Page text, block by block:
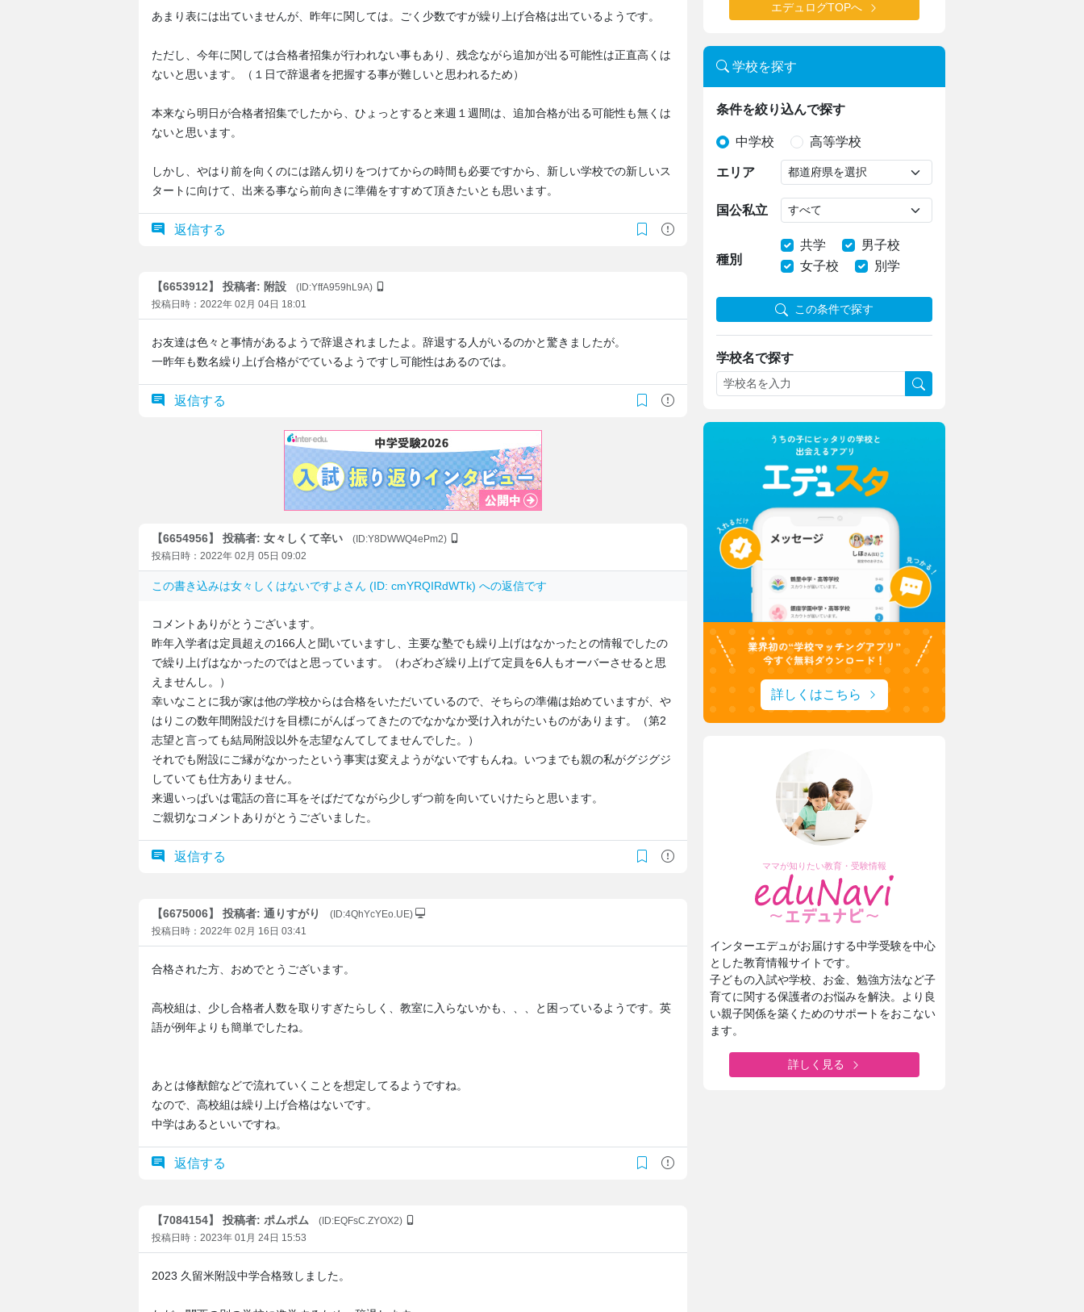
あまり表には出ていませんが、昨年に関しては。ごく少数ですが繰り上げ合格は出ているようです。
ただし、今年に関しては合格者招集が行われない事もあり、残念ながら追加が出る可能性は正直高くは
ないと思います。（１日で辞退者を把握する事が難しいと思われるため）
本来なら明日が合格者招集でしたから、ひょっとすると来週１週間は、追加合格が出る可能性も無くは
ないと思います。
しかし、やはり前を向くのには踏ん切りをつけてからの時間も必要ですから、新しい学校での新しいス
タートに向けて、出来る事なら前向きに準備をすすめて頂きたいとも思います。
返信する
【6653912】 投稿者: 附設
(ID:YffA959hL9A)
投稿日時：2022年 02月 04日 18:01
お友達は色々と事情があるようで辞退されましたよ。辞退する人がいるのかと驚きましたが。
一昨年も数名繰り上げ合格がでているようですし可能性はあるのでは。
返信する
【6654956】 投稿者: 女々しくて辛い
(ID:Y8DWWQ4ePm2)
投稿日時：2022年 02月 05日 09:02
この書き込みは女々しくはないですよ さん (ID: cmYRQIRdWTk) への返信です
コメントありがとうございます。
昨年入学者は定員超えの166人と聞いていますし、主要な塾でも繰り上げはなかったとの情報でしたの
で繰り上げはなかったのではと思っています。（わざわざ繰り上げて定員を6人もオーバーさせると思
えませんし。）
幸いなことに我が家は他の学校からは合格をいただいているので、そちらの準備は始めていますが、や
はりこの数年間附設だけを目標にがんばってきたのでなかなか受け入れがたいものがあります。（第2
志望と言っても結局附設以外を志望なんてしてませんでした。）
それでも附設にご縁がなかったという事実は変えようがないですもんね。いつまでも親の私がグジグジ
していても仕方ありません。
来週いっぱいは電話の音に耳をそばだてながら少しずつ前を向いていけたらと思います。
ご親切なコメントありがとうございました。
返信する
【6675006】 投稿者: 通りすがり
(ID:4QhYcYEo.UE)
投稿日時：2022年 02月 16日 03:41
合格された方、おめでとうございます。
高校組は、少し合格者人数を取りすぎたらしく、教室に入らないかも、、、と困っているようです。英
語が例年よりも簡単でしたね。
あとは修猷館などで流れていくことを想定してるようですね。
なので、高校組は繰り上げ合格はないです。
中学はあるといいですね。
返信する
【7084154】 投稿者: ポムポム
(ID:EQFsC.ZYOX2)
投稿日時：2023年 01月 24日 15:53
2023 久留米附設中学合格致しました。
エデュログTOPへ
学校を探す
条件を絞り込んで探す
中学校 高等学校
エリア
国公私立
種別
共学
男子校
女子校
別学
この条件で探す
学校名で探す
詳しくはこちら
ママが知りたい教育・受験情報
インターエデュがお届けする中学受験を中心
とした教育情報サイトです。
子どもの入試や学校、お金、勉強方法など子
育てに関する保護者のお悩みを解決。より良
い親子関係を築くためのサポートをおこない
ます。
詳しく見る